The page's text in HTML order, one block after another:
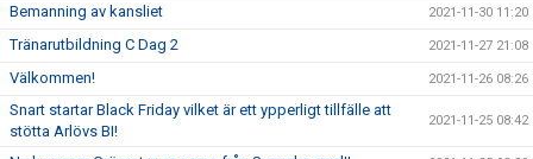
Bemanning av kansliet 2021-11-30 11:20
Tränarutbildning C Dag 2 2021-11-27 21:08
Välkommen! 2021-11-26 08:26
Snart startar Black Friday vilket är ett ypperligt tillfälle att
stötta Arlövs BI!
2021-11-25 08:42